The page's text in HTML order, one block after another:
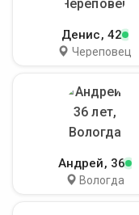
Денис, 42
Череповец
Андрей, 36
Вологда